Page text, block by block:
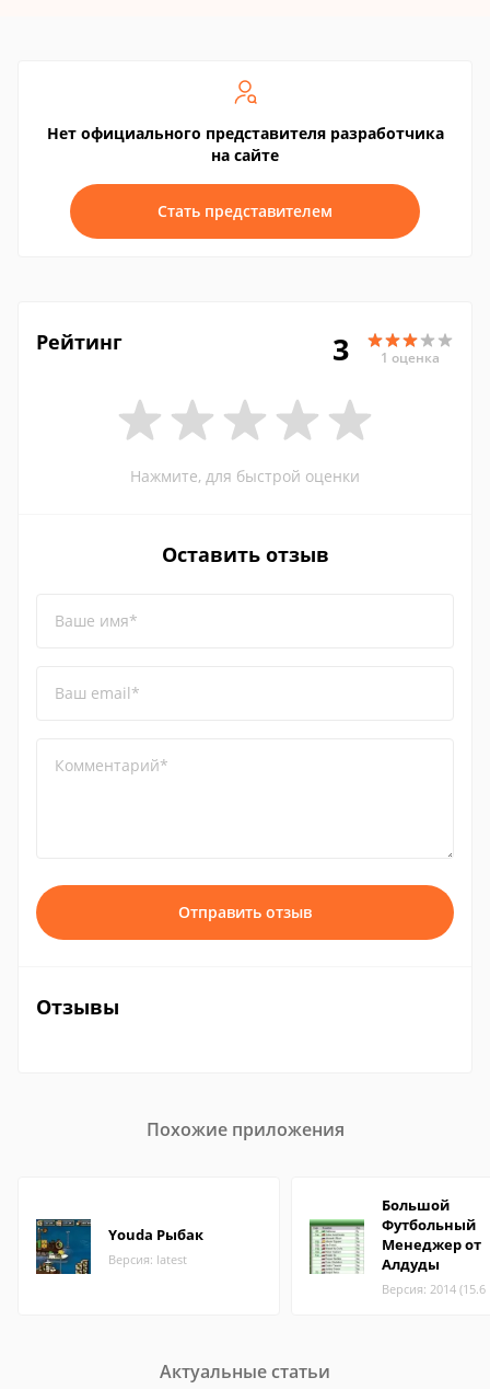
Нет официального представителя разработчика
на сайте
Стать представителем
Рейтинг 3 1 оценка
Нажмите, для быстрой оценки
Оставить отзыв
Ваше имя*
Ваш email*
Комментарий*
Отправить отзыв
Отзывы
Похожие приложения
Youda Рыбак
Версия: latest
Большой
Футбольный
Менеджер от
Алдуды
Версия: 2014
Актуальные статьи